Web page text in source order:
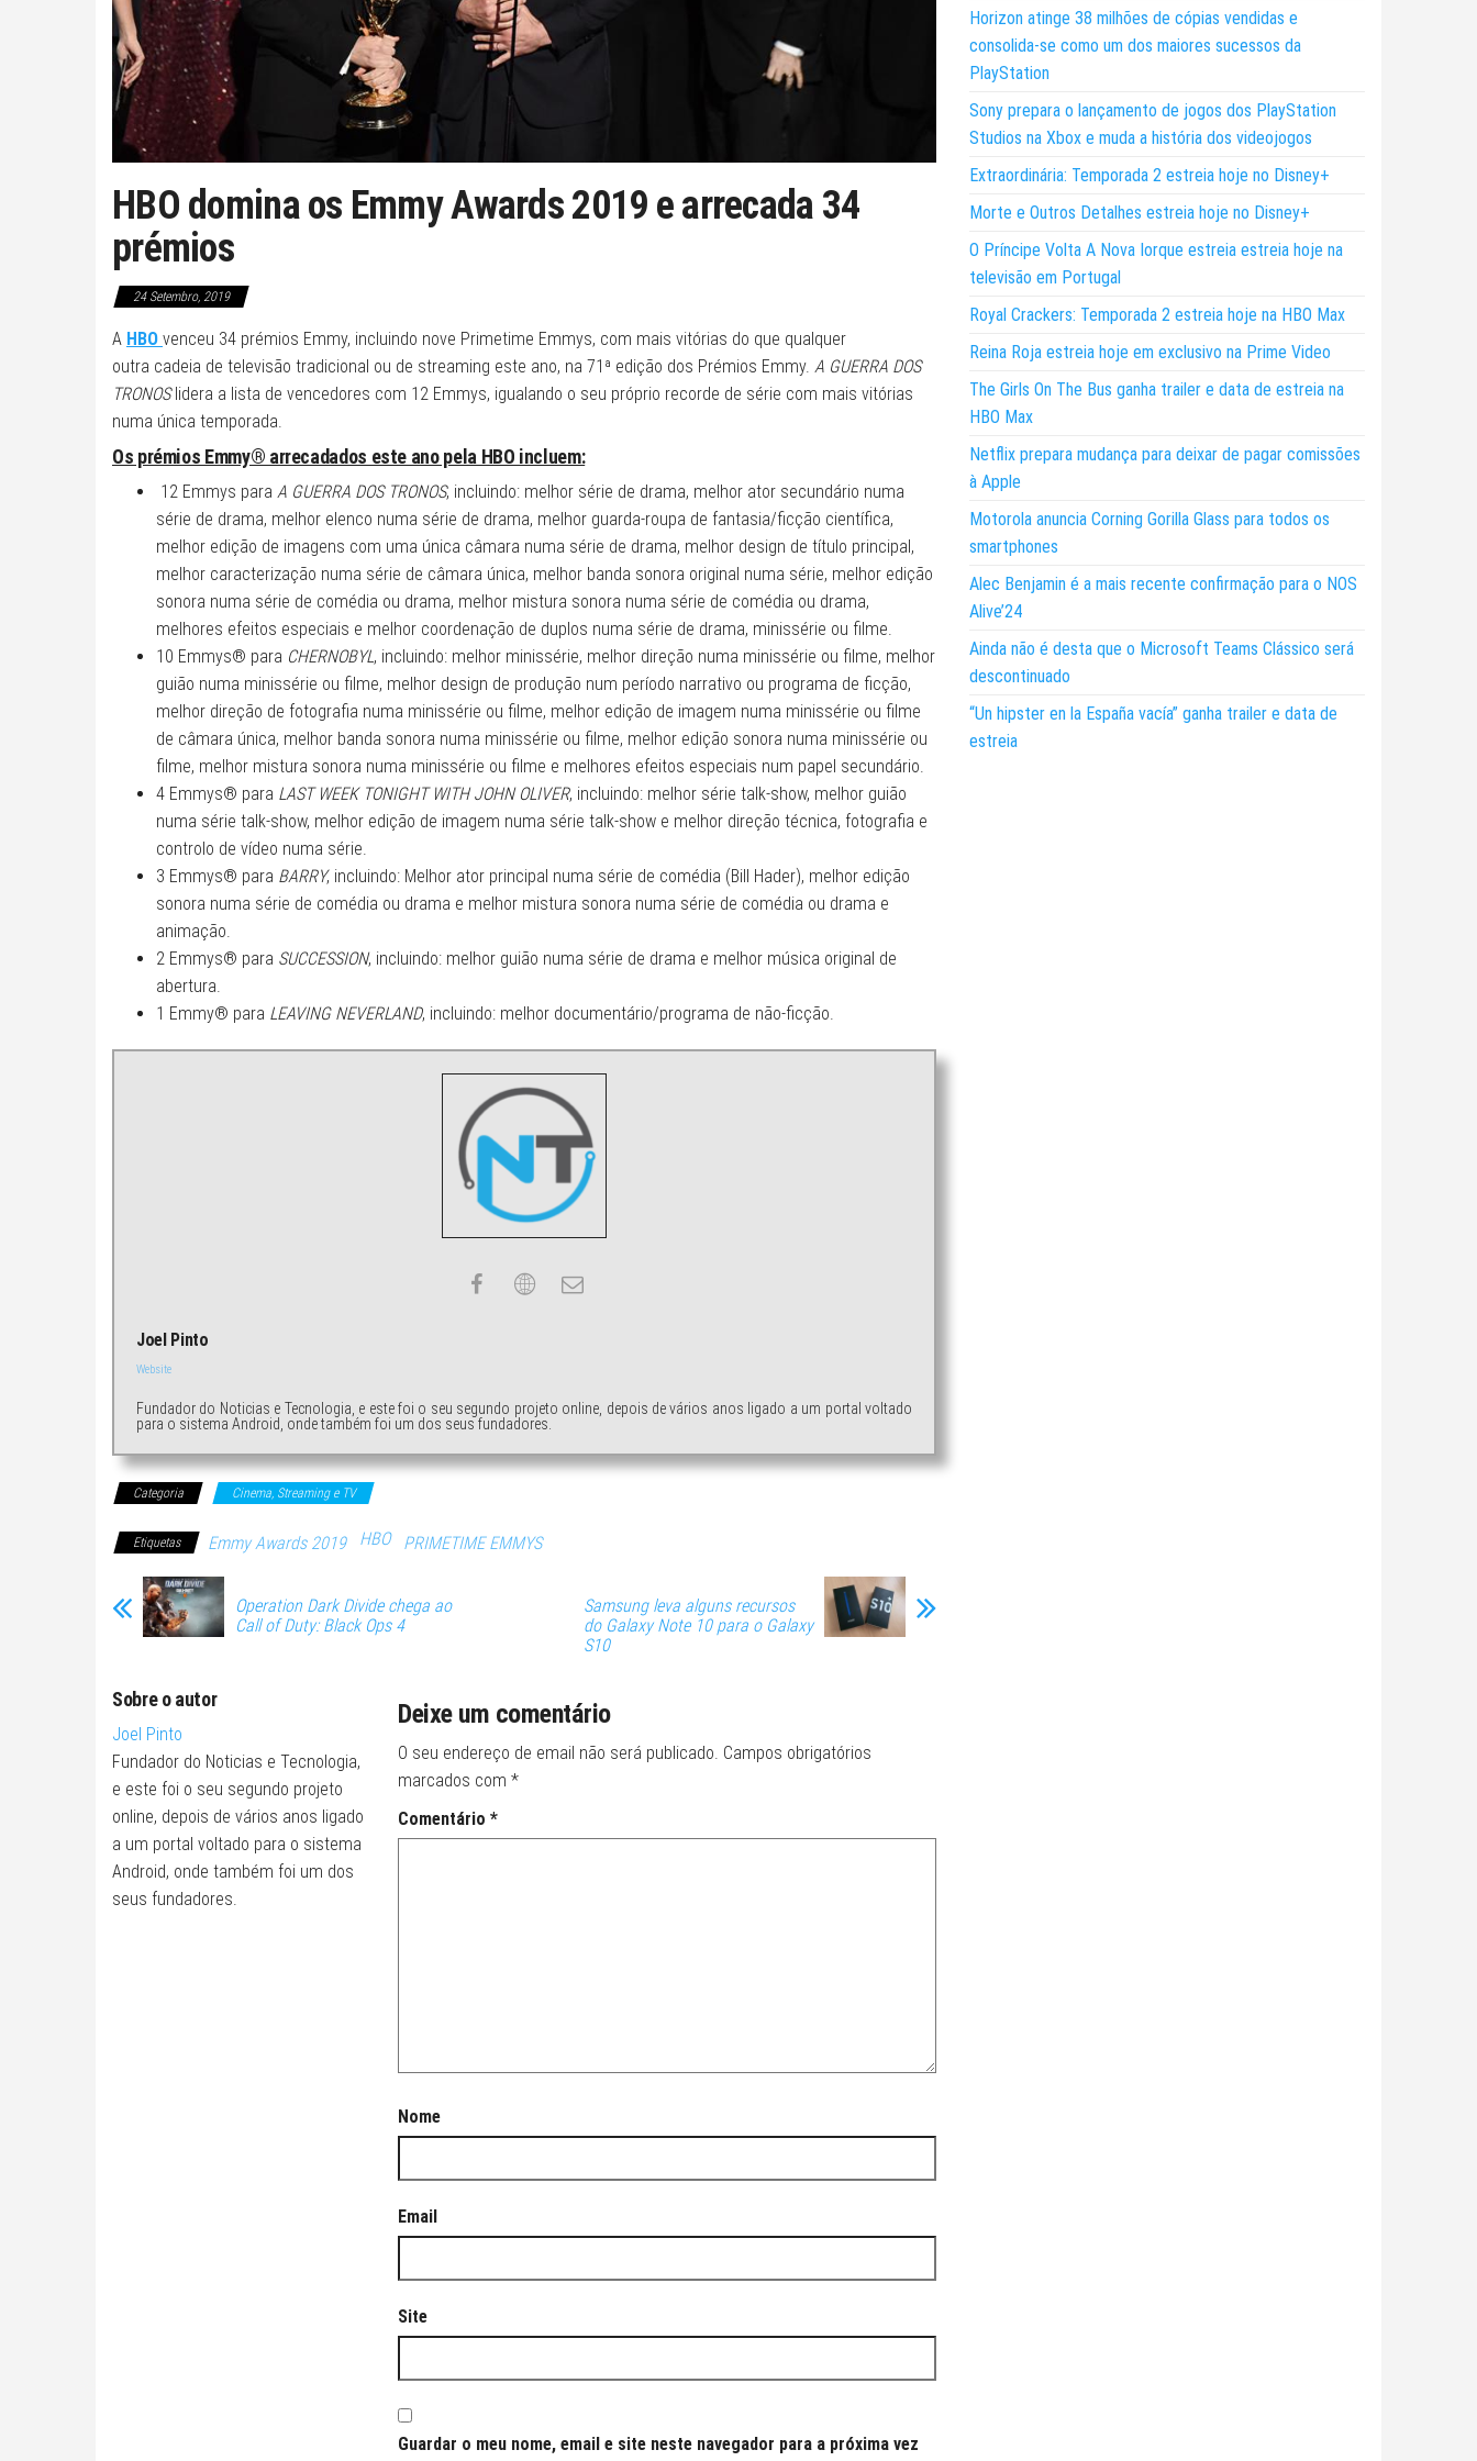
HBO domina os Emmy Awards 2019 e arrecada 34
prémios
24 Setembro, 2019
A HBO venceu 34 prémios Emmy, incluindo nove Primetime Emmys, com mais vitórias do que qualquer
outra cadeia de televisão tradicional ou de streaming este ano, na 71ª edição dos Prémios Emmy. A GUERRA DOS
TRONOSlidera a lista de vencedores com 12 Emmys, igualando o seu próprio recorde de série com mais vitórias
numa única temporada.
Os prémios Emmy® arrecadados este ano pela HBO incluem:
12 Emmys para A GUERRA DOS TRONOS, incluindo: melhor série de drama, melhor ator secundário numa
série de drama, melhor elenco numa série de drama, melhor guarda-roupa de fantasia/ficção científica,
melhor edição de imagens com uma única câmara numa série de drama, melhor design de título principal,
melhor caracterização numa série de câmara única, melhor banda sonora original numa série, melhor edição
sonora numa série de comédia ou drama, melhor mistura sonora numa série de comédia ou drama,
melhores efeitos especiais e melhor coordenação de duplos numa série de drama, minissérie ou filme.
10 Emmys® para CHERNOBYL, incluindo: melhor minissérie, melhor direção numa minissérie ou filme, melhor
guião numa minissérie ou filme, melhor design de produção num período narrativo ou programa de ficção,
melhor direção de fotografia numa minissérie ou filme, melhor edição de imagem numa minissérie ou filme
de câmara única, melhor banda sonora numa minissérie ou filme, melhor edição sonora numa minissérie ou
filme, melhor mistura sonora numa minissérie ou filme e melhores efeitos especiais num papel secundário.
4 Emmys® para LAST WEEK TONIGHT WITH JOHN OLIVER, incluindo: melhor série talk-show, melhor guião
numa série talk-show, melhor edição de imagem numa série talk-show e melhor direção técnica, fotografia e
controlo de vídeo numa série.
3 Emmys® para BARRY, incluindo: Melhor ator principal numa série de comédia (Bill Hader), melhor edição
sonora numa série de comédia ou drama e melhor mistura sonora numa série de comédia ou drama e
animação.
2 Emmys® para SUCCESSION, incluindo: melhor guião numa série de drama e melhor música original de
abertura.
1 Emmy® para LEAVING NEVERLAND, incluindo: melhor documentário/programa de não-ficção.
Joel Pinto
Website
Fundador do Noticias e Tecnologia, e este foi o seu segundo projeto online, depois de vários anos ligado a um portal voltado
para o sistema Android, onde também foi um dos seus fundadores.
Categoria Cinema, Streaming e TV
Etiquetas Emmy Awards 2019 HBO PRIMETIME EMMYS
Operation Dark Divide chega ao
Call of Duty: Black Ops 4
Samsung leva alguns recursos
do Galaxy Note 10 para o Galaxy
S10
Sobre o autor
Joel Pinto
Fundador do Noticias e Tecnologia,
e este foi o seu segundo projeto
online, depois de vários anos ligado
a um portal voltado para o sistema
Android, onde também foi um dos
seus fundadores.
Deixe um comentário
O seu endereço de email não será publicado. Campos obrigatórios
marcados com *
Comentário *
Nome
Email
Site
Guardar o meu nome, email e site neste navegador para a próxima vez
Horizon atinge 38 milhões de cópias vendidas e
consolida-se como um dos maiores sucessos da
PlayStation
Sony prepara o lançamento de jogos dos PlayStation
Studios na Xbox e muda a história dos videojogos
Extraordinária: Temporada 2 estreia hoje no Disney+
Morte e Outros Detalhes estreia hoje no Disney+
O Príncipe Volta A Nova Iorque estreia estreia hoje na
televisão em Portugal
Royal Crackers: Temporada 2 estreia hoje na HBO Max
Reina Roja estreia hoje em exclusivo na Prime Video
The Girls On The Bus ganha trailer e data de estreia na
HBO Max
Netflix prepara mudança para deixar de pagar comissões
à Apple
Motorola anuncia Corning Gorilla Glass para todos os
smartphones
Alec Benjamin é a mais recente confirmação para o NOS
Alive’24
Ainda não é desta que o Microsoft Teams Clássico será
descontinuado
“Un hipster en la España vacía” ganha trailer e data de
estreia